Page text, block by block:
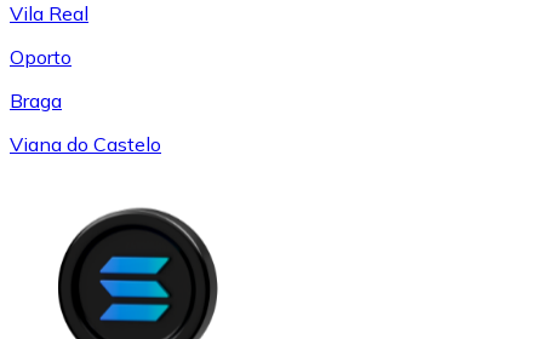
Vila Real
Oporto
Braga
Viana do Castelo